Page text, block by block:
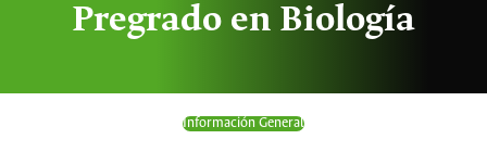
Pregrado en Biología
Información General